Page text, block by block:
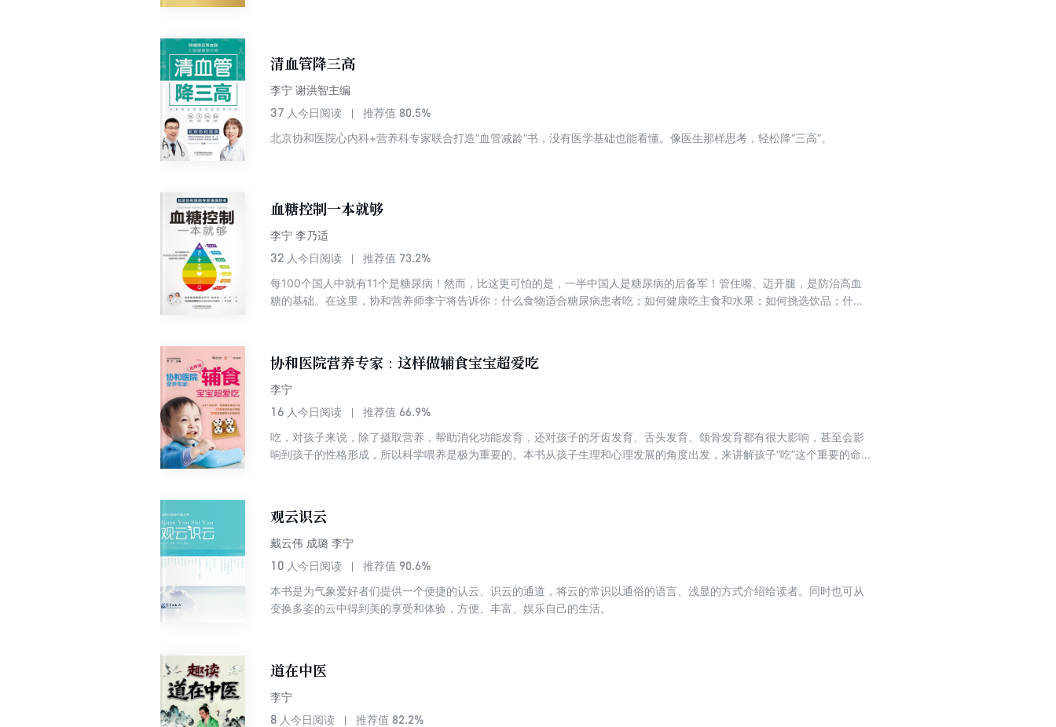
营养，跟着本书，做个快乐幸福的孕妈妈！
清血管降三高
李宁 谢洪智主编
37 人今日阅读 推荐值 80.5%
北京协和医院心内科+营养科专家联合打造“血管减龄”书，没有医学基础也能看懂。像医生那样思考，轻松降“三高”。
血糖控制一本就够
李宁 李乃适
32 人今日阅读 推荐值 73.2%
每100个国人中就有11个是糖尿病！然而，比这更可怕的是，一半中国人是糖尿病的后备军！管住嘴、迈开腿，是防治高血
糖的基础。在这里，协和营养师李宁将告诉你：什么食物适合糖尿病患者吃；如何健康吃主食和水果；如何挑选饮品；什么
不会引起广大“糖友”的重视，一旦表现出临床症状，病变已经不可逆或只有部分可逆。那么，我们如何做才能预防慢性并发
症的发生；如果发生了，我们该如何控制，家人该如何护理，在这里都可以找到答案。照着本书做，不仅能让你的血糖降下
来，更能稳下来。
协和医院营养专家：这样做辅食宝宝超爱吃
李宁
16 人今日阅读 推荐值 66.9%
吃，对孩子来说，除了摄取营养，帮助消化功能发育，还对孩子的牙齿发育、舌头发育、颌骨发育都有很大影响，甚至会影
响到孩子的性格形成，所以科学喂养是极为重要的。本书从孩子生理和心理发展的角度出发，来讲解孩子“吃”这个重要的命
每日饮食。
观云识云
戴云伟 成璐 李宁
10 人今日阅读 推荐值 90.6%
本书是为气象爱好者们提供一个便捷的认云、识云的通道，将云的常识以通俗的语言、浅显的方式介绍给读者。同时也可从
变换多姿的云中得到美的享受和体验，方便、丰富、娱乐自己的生活。
道在中医
李宁
8 人今日阅读 推荐值 82.2%